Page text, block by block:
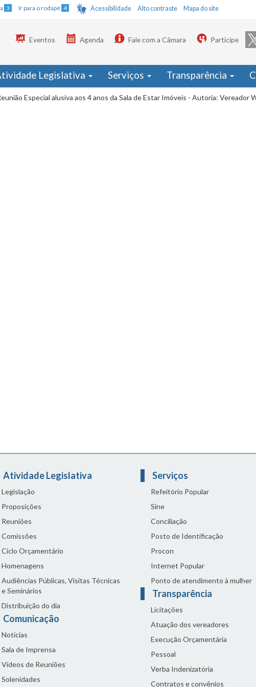
3 Ir para o rodapé 4 Acessibilidade Alto contraste Mapa do site
Eventos Agenda Fale com a Câmara Participe
Legislativa Serviços Transparência
Especial alusiva aos 4 anos da Sala de Estar Imóveis - Autoria: Vereador
Atividade Legislativa
Legislação
Proposições
Reuniões
Comissões
Ciclo Orçamentário
Homenagens
Audiências Públicas, Visitas Técnicas
e Seminários
Distribuição do dia
Comunicação
Notícias
Sala de Imprensa
Vídeos de Reuniões
Solenidades
Serviços
Refeitório Popular
Sine
Conciliação
Posto de Identificação
Procon
Internet Popular
Ponto de atendimento à mulher
Transparência
Licitações
Atuação dos vereadores
Execução Orçamentária
Pessoal
Verba Indenizatória
Contratos e convênios